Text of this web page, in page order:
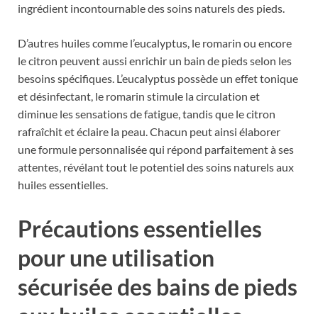
ingrédient incontournable des soins naturels des pieds.
D’autres huiles comme l’eucalyptus, le romarin ou encore
le citron peuvent aussi enrichir un bain de pieds selon les
besoins spécifiques. L’eucalyptus possède un effet tonique
et désinfectant, le romarin stimule la circulation et
diminue les sensations de fatigue, tandis que le citron
rafraîchit et éclaire la peau. Chacun peut ainsi élaborer
une formule personnalisée qui répond parfaitement à ses
attentes, révélant tout le potentiel des soins naturels aux
huiles essentielles.
Précautions essentielles
pour une utilisation
sécurisée des bains de pieds